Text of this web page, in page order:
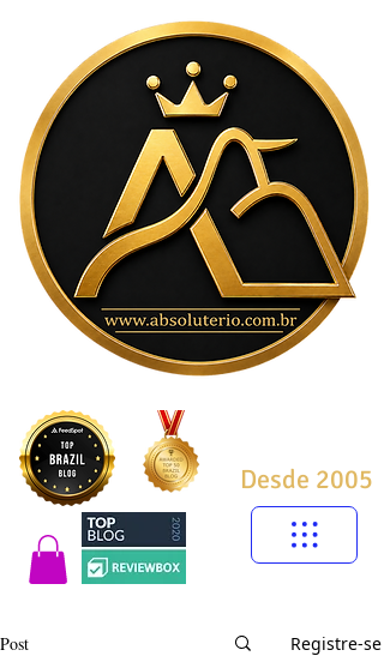
Desde 2005
Post Registre-se